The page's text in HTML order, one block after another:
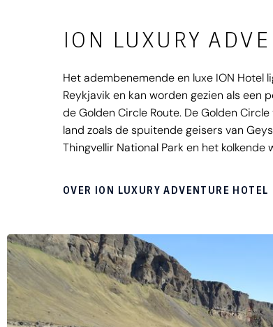
ION LUXURY
Het adembenemende en luxe ION Hotel
Reykjavik en kan worden gezien als
de Golden Circle Route. De Golden
land zoals de spuitende geisers van
Thingvellir National Park en het
OVER ION LUXURY ADVENTURE HOTEL